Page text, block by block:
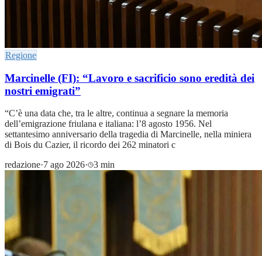
Regione
Marcinelle (FI): “Lavoro e sacrificio sono eredità dei
nostri emigrati”
“C’è una data che, tra le altre, continua a segnare la memoria
dell’emigrazione friulana e italiana: l’8 agosto 1956. Nel
settantesimo anniversario della tragedia di Marcinelle, nella miniera
di Bois du Cazier, il ricordo dei 262 minatori c
redazione·7 ago 2026· 3 min